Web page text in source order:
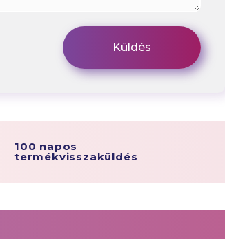
100 napos
termékvisszaküldés